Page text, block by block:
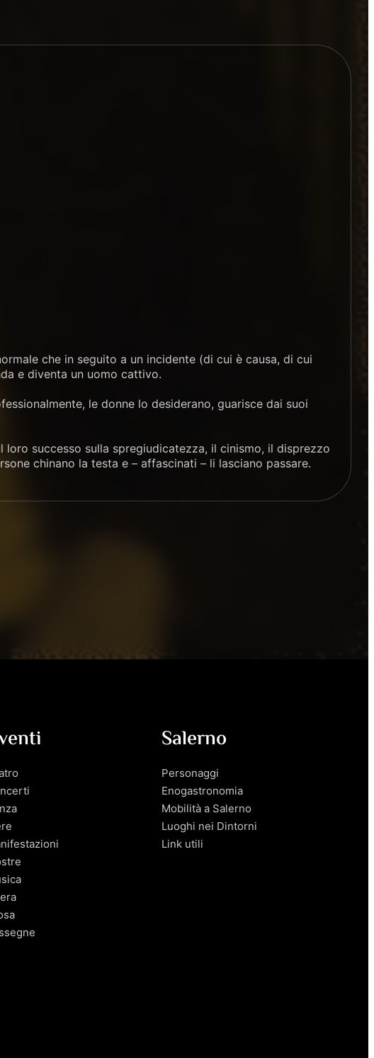
che in seguito a un incidente (di cui è causa, di cui
e diventa un uomo cattivo.
le donne lo desiderano, guarisce dai suoi
successo sulla spregiudicatezza, il cinismo, il disprezzo
chinano la testa e – affascinati – li lasciano passare.
Salerno
Personaggi
Enogastronomia
Mobilità a Salerno
Luoghi nei Dintorni
Link utili